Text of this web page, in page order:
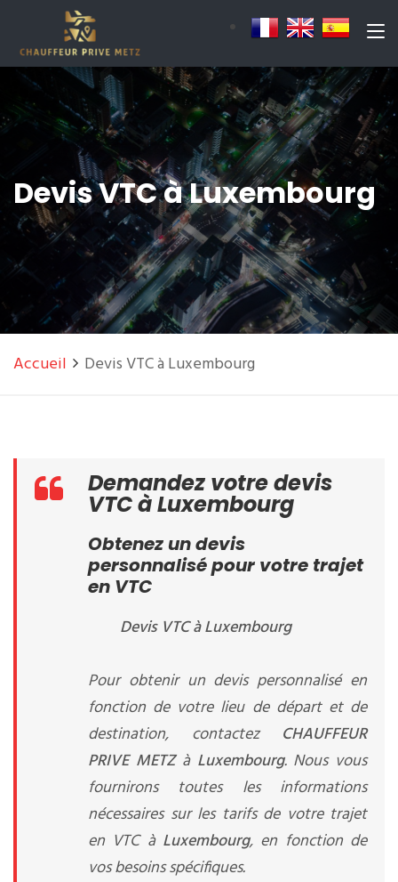
Devis VTC à Luxembourg
Accueil Devis VTC à Luxembourg
Demandez votre devis
VTC à Luxembourg
Obtenez un devis
personnalisé pour votre trajet
en VTC
Devis VTC à Luxembourg
Pour obtenir un devis personnalisé en
fonction de votre lieu de départ et de
destination, contactez CHAUFFEUR
PRIVE METZ à Luxembourg. Nous vous
fournirons toutes les informations
nécessaires sur les tarifs de votre trajet
en VTC à Luxembourg, en fonction de
vos besoins spécifiques.